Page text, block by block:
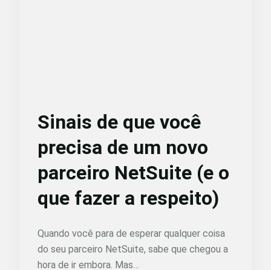
Sinais de que você
precisa de um novo
parceiro NetSuite (e o
que fazer a respeito)
Quando você para de esperar qualquer coisa
do seu parceiro NetSuite, sabe que chegou a
hora de ir embora. Mas…